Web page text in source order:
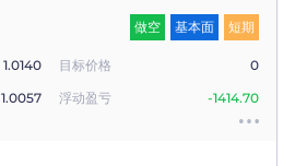
做空 基本面 短期
1.0140 目标价格
0
1.0057 浮动盈亏 -1414.70